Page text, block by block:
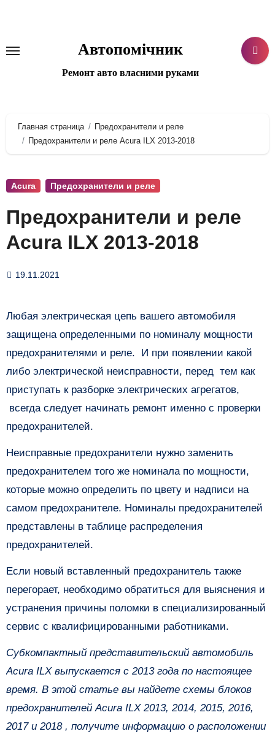
Автопомічник
Ремонт авто власними руками
Главная страница
Предохранители и реле
Предохранители и реле Acura ILX 2013-2018
Acura Предохранители и реле
Предохранители и реле
Acura ILX 2013-2018
19.11.2021
Любая электрическая цепь вашего автомобиля
защищена определенными по номиналу мощности
предохранителями и реле. И при появлении какой
либо электрической неисправности, перед тем как
приступать к разборке электрических агрегатов,
всегда следует начинать ремонт именно с проверки
предохранителей.
Неисправные предохранители нужно заменить
предохранителем того же номинала по мощности,
которые можно определить по цвету и надписи на
самом предохранителе. Номиналы предохранителей
представлены в таблице распределения
предохранителей.
Если новый вставленный предохранитель также
перегорает, необходимо обратиться для выяснения и
устранения причины поломки в специализированный
сервис с квалифицированными работниками.
Субкомпактный представительский автомобиль
Acura ILX выпускается с 2013 года по настоящее
время. В этой статье вы найдете схемы блоков
предохранителей Acura ILX 2013, 2014, 2015, 2016,
2017 и 2018 , получите информацию о расположении